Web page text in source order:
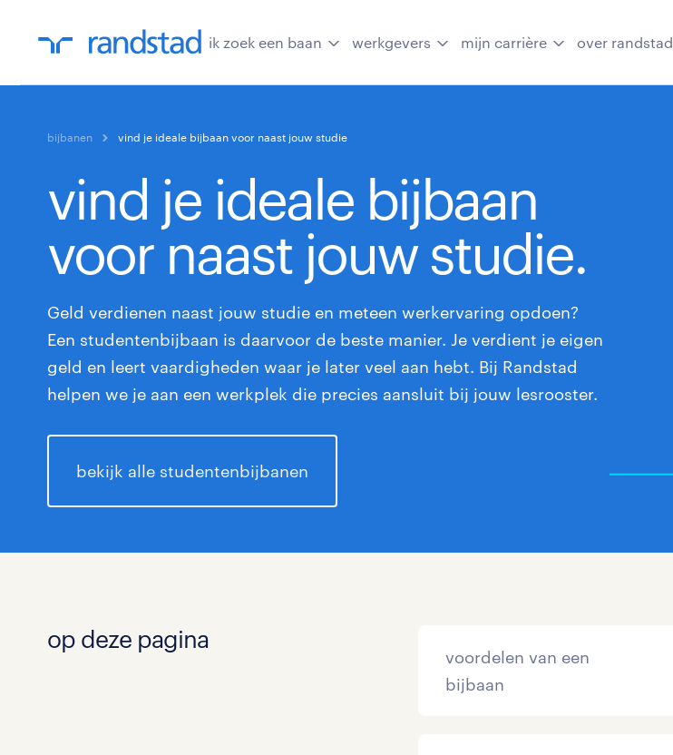
ik zoek een baan werkgevers mijn carrière over randstad
bijbanen vind je ideale bijbaan voor naast jouw studie
vind je ideale bijbaan
voor naast jouw studie.
Geld verdienen naast jouw studie en meteen werkervaring opdoen?
Een studentenbijbaan is daarvoor de beste manier. Je verdient je eigen
geld en leert vaardigheden waar je later veel aan hebt. Bij Randstad
helpen we je aan een werkplek die precies aansluit bij jouw lesrooster.
bekijk alle studentenbijbanen
op deze pagina
voordelen van een
bijbaan